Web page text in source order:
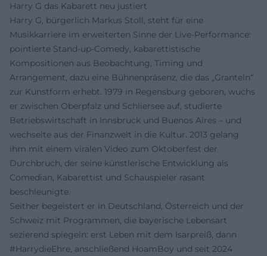
Harry G das Kabarett neu justiert
Harry G, bürgerlich Markus Stoll, steht für eine
Musikkarriere im erweiterten Sinne der Live-Performance:
pointierte Stand-up-Comedy, kabarettistische
Kompositionen aus Beobachtung, Timing und
Arrangement, dazu eine Bühnenpräsenz, die das „Granteln“
zur Kunstform erhebt. 1979 in Regensburg geboren, wuchs
er zwischen Oberpfalz und Schliersee auf, studierte
Betriebswirtschaft in Innsbruck und Buenos Aires – und
wechselte aus der Finanzwelt in die Kultur. 2013 gelang
ihm mit einem viralen Video zum Oktoberfest der
Durchbruch, der seine künstlerische Entwicklung als
Comedian, Kabarettist und Schauspieler rasant
beschleunigte.
Seither begeistert er in Deutschland, Österreich und der
Schweiz mit Programmen, die bayerische Lebensart
sezierend spiegeln: erst Leben mit dem Isarpreiß, dann
#HarrydieEhre, anschließend HoamBoy und seit 2024